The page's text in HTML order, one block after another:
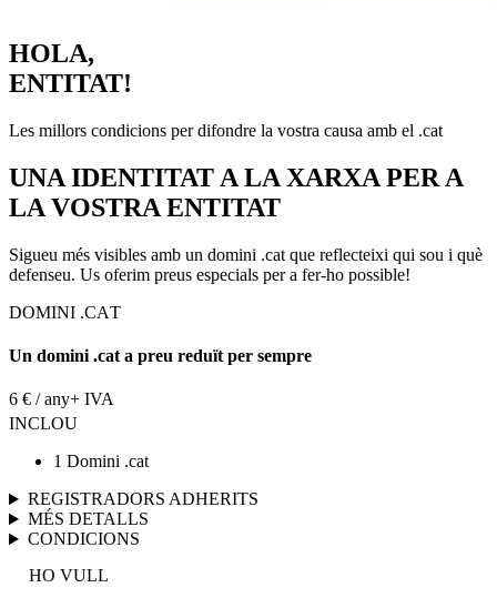
HOLA,
ENTITAT!
Les millors condicions per difondre la vostra causa amb el .cat
UNA IDENTITAT A LA XARXA PER A
LA VOSTRA ENTITAT
Sigueu més visibles amb un domini .cat que reflecteixi qui sou i què
defenseu. Us oferim preus especials per a fer-ho possible!
DOMINI .CAT
Un domini .cat a preu reduït per sempre
6 € / any+ IVA
INCLOU
1 Domini .cat
REGISTRADORS ADHERITS
MÉS DETALLS
CONDICIONS
HO VULL